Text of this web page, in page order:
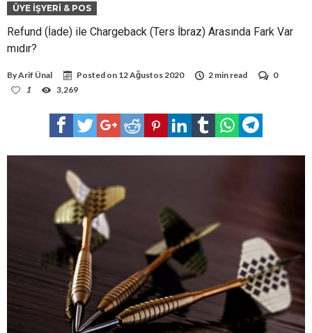
ÜYE İŞYERI & POS
Refund (İade) ile Chargeback (Ters İbraz) Arasında Fark Var
mıdır?
ByArif Ünal Posted on 12 Ağustos 2020 2 min read
0
1
3,269